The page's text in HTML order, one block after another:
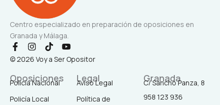
Centro especializado en preparación de oposiciones en
Granada y Málaga.
F
a
c
b
o
o
I
n
s
a
g
r
T
i
k
o
k
Y
o
u
© 2026 Voy a Ser Opositor
Oposiciones
Policía Nacional
Policía Local
Legal
Aviso Legal
Política de
Granada
C/ Sancho Panza, 8
958 123 936